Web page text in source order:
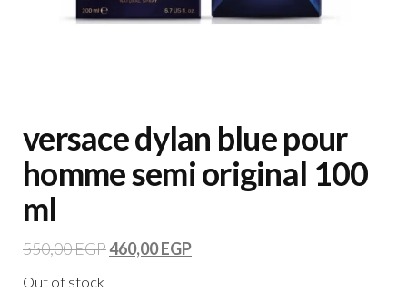
versace dylan blue pour
homme semi original 100
ml
550,00EGP460,00EGP
Out of stock